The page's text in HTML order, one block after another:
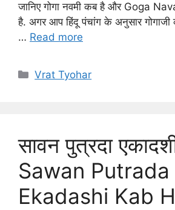
जानिए गोगा नवमी कब है और Goga
है. अगर आप हिंदू पंचांग के अनुसार गोगाजी
… Read more
Categories
Vrat Tyohar
सावन पुत्रदा
Sawan Putrada
Ekadashi Kab